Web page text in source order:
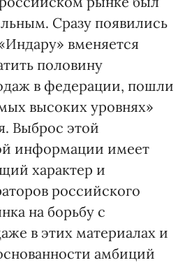
Сразу появились
вменяется
половину
в федерации, пошли
высоких уровнях»
Выброс этой
информации имеет
характер и
российского
на борьбу с
в этих материалах и
амбиций